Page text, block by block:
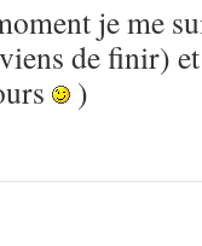
je me
de finir)
)